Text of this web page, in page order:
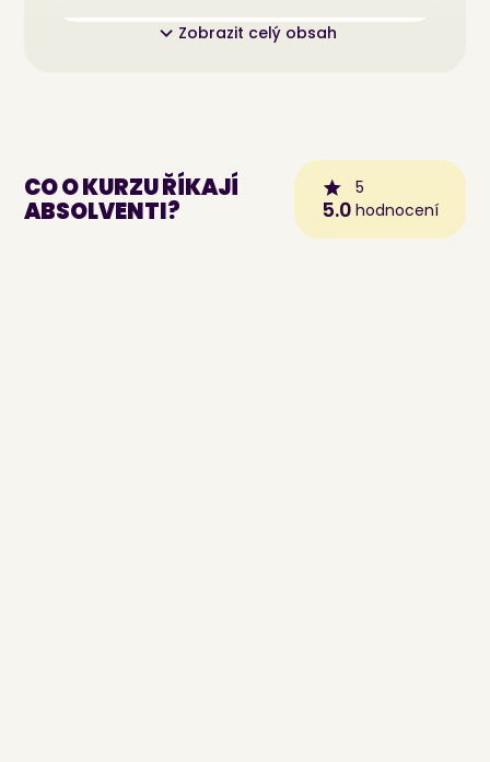
Zobrazit celý obsah
CO O KURZU ŘÍKAJÍ
ABSOLVENTI? 5.0
5
hodnocení